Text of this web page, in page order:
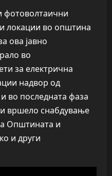
фотоволтаични
локации во општина
ова јавно
во
за електрична
надвор од
во последната фаза
вршело снабдување
Општината и
и други